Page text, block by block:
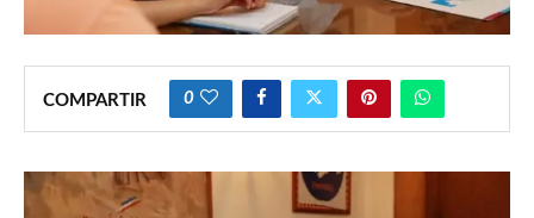
COMPARTIR 0